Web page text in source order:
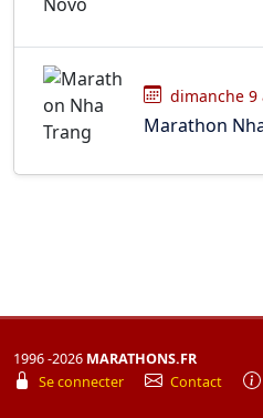
dimanche 9
Marathon
1996 -2026 MARATHONS.FR
Se connecter
Contact